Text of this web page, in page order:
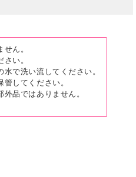
ん。
い。
で洗い流してください。
してください。
品ではありません。